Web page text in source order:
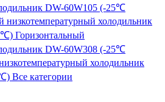
DW-60W105 (-25℃
низкотемпературный холодильник
Горизонтальный
DW-60W308 (-25℃
холодильник
Все категории